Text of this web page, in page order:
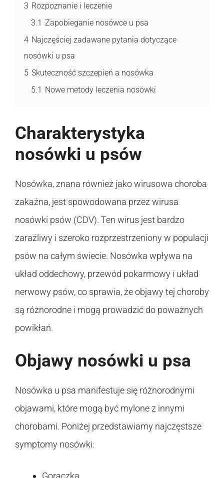
3 Rozpoznanie i leczenie
3.1 Zapobieganie nosówce u psa
4 Najczęściej zadawane pytania dotyczące
nosówki u psa
5 Skuteczność szczepień a nosówka
5.1 Nowe metody leczenia nosówki
Charakterystyka
nosówki u psów
Nosówka, znana również jako wirusowa choroba
zakaźna, jest spowodowana przez wirusa
nosówki psów (CDV). Ten wirus jest bardzo
zaraźliwy i szeroko rozprzestrzeniony w populacji
psów na całym świecie. Nosówka wpływa na
układ oddechowy, przewód pokarmowy i układ
nerwowy psów, co sprawia, że objawy tej choroby
są różnorodne i mogą prowadzić do poważnych
powikłań.
Objawy nosówki u psa
Nosówka u psa manifestuje się różnorodnymi
objawami, które mogą być mylone z innymi
chorobami. Poniżej przedstawiamy najczęstsze
symptomy nosówki:
Gorączka